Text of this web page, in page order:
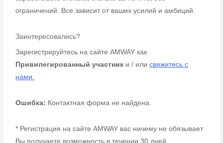
ограничений. Все зависит от ваших усилий и амбиций.
Заинтересовались?
Зарегистрируйтесь на сайте AMWAY как
Привилегированный участник и / илисвяжитесь с
нами.
Ошибка: Контактная форма не найдена.
* Регистрация на сайтеAMWAY ваc ничему не обязывает
Вы получаете возможность в течении 30 дней